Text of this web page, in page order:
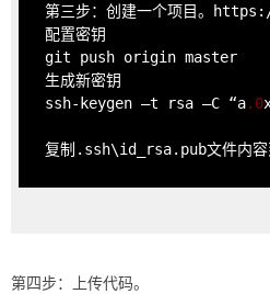
第三步：创建一个项目。
git push origin master
ssh-keygen –t rsa –C “a.0
复制.ssh\id_rsa.pub文件内容
第四步：上传代码。